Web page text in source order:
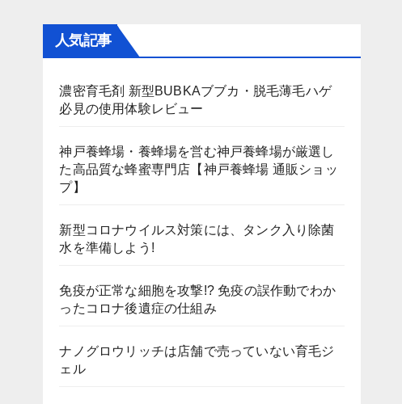
人気記事
濃密育毛剤 新型BUBKAブブカ・脱毛薄毛ハゲ
必見の使用体験レビュー
神戸養蜂場・養蜂場を営む神戸養蜂場が厳選し
た高品質な蜂蜜専門店【神戸養蜂場 通販ショッ
プ】
新型コロナウイルス対策には、タンク入り除菌
水を準備しよう!
免疫が正常な細胞を攻撃!? 免疫の誤作動でわか
ったコロナ後遺症の仕組み
ナノグロウリッチは店舗で売っていない育毛ジ
ェル